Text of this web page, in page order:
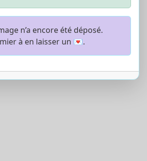
n’a encore été déposé.
à en laisser un 💌.